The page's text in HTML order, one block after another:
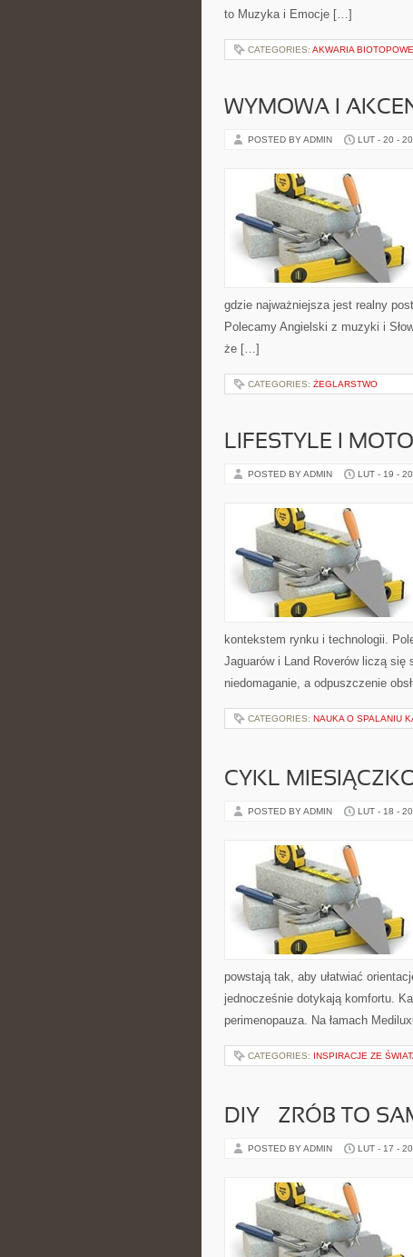
to Muzyka i Emocje […]
CATEGORIES: AKWARIA BIOTOPOWE
WYMOWA I
POSTED BY ADMIN LUT - 20 -
gdzie najważniejsza jest realny
Polecamy Angielski z muzyki i
że […]
CATEGORIES: ŻEGLARSTWO
LIFESTYLE I
POSTED BY ADMIN LUT - 19 -
kontekstem rynku i technologii.
Jaguarów i Land Roverów liczą się
niedomaganie, a odpuszczenie
CATEGORIES: NAUKA O SPALANIU
CYKL
POSTED BY ADMIN LUT - 18 -
powstają tak, aby ułatwiać
jednocześnie dotykają komfortu.
perimenopauza. Na łamach
CATEGORIES: INSPIRACJE ZE
DIY – ZRÓB TO
POSTED BY ADMIN LUT - 17 -